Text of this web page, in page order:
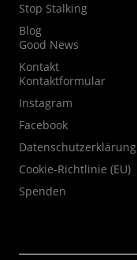
Stop Stalking
Blog
Good News
Kontakt
Kontaktformular
Instagram
Facebook
Datenschutzerklärung
Cookie-Richtlinie (EU)
Spenden